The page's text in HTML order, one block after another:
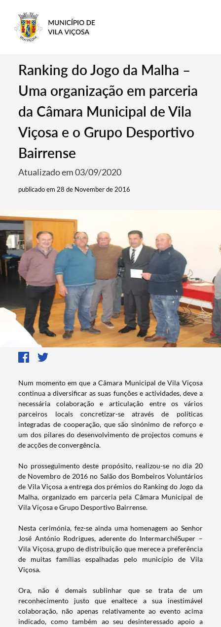
Termo de Pesquisa
Ranking do Jogo da Malha –
Uma organização em parceria
da Câmara Municipal de Vila
Viçosa e o Grupo Desportivo
Bairrense
Atualizado em 03/09/2020
publicado em 28 de November de 2016
​​​​Num momento em que a Câmara Municipal de Vila Viçosa
continua a diversificar as suas funções e actividades, deve a
necessária colaboração e articulação entre os vários
parceiros locais concretizar-se através de políticas
integradas de cooperação, que são sinónimo de reforço e
um dos pilares do desenvolvimento de projectos comuns e
de acções de convergência.
No prosseguimento deste propósito, realizou-se no dia 20
de Novembro de 2016 no Salão dos Bombeiros Voluntários
de Vila Viçosa a entrega dos prémios do Ranking do Jogo da
Malha, organizado em parceria pela Câmara Municipal de
Vila Viçosa e Grupo Desportivo Bairrense.
Nesta cerimónia, fez-se ainda uma homenagem ao Senhor
José António Rodrigues, aderente do IntermarchéSuper –
Vila Viçosa, grupo de distribuição que merece a preferência
de muitas famílias espalhadas pelo município de Vila
Viçosa.
Ora, não é demais sublinhar que se trata de um
reconhecimento justo que enaltece a sua inestimável
colaboração, não apenas relativamente ao evento acima
indicado, como também ao seu desinteressado apoio a